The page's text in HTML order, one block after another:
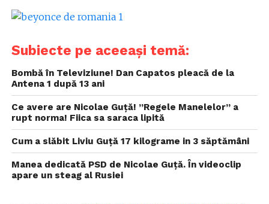
Subiecte pe aceeași temă:
Bombă în Televiziune! Dan Capatos pleacă de la
Antena 1 după 13 ani
Ce avere are Nicolae Guță! ”Regele Manelelor” a
rupt norma! Fiica sa saraca lipită
Cum a slăbit Liviu Guță 17 kilograme in 3 săptămâni
Manea dedicată PSD de Nicolae Guță. În videoclip
apare un steag al Rusiei